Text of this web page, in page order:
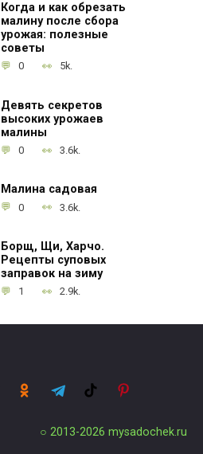
Когда и как обрезать
малину после сбора
урожая: полезные
советы
0 5k.
Девять секретов
высоких урожаев
малины
0 3.6k.
Малина садовая
0 3.6k.
Борщ, Щи, Харчо.
Рецепты суповых
заправок на зиму
1 2.9k.
○ 2013-2026 mysadochek.ru